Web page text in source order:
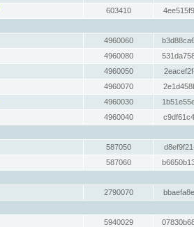
603410
4960060
4960080
4960050
4960070
4960030
4960040
587050
587060
2790070
5940029